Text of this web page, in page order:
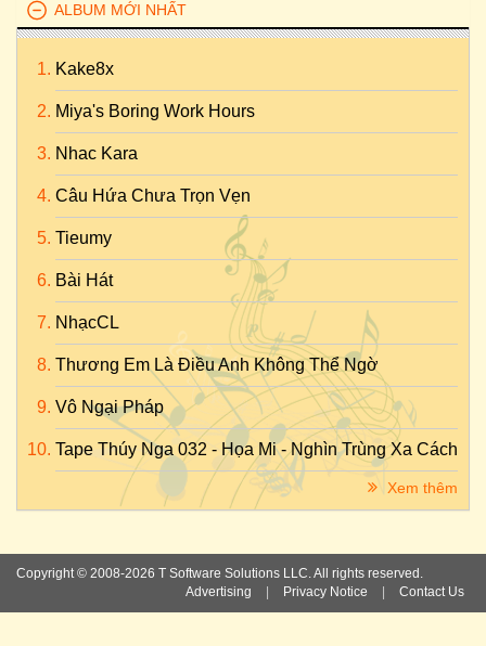
ALBUM MỚI NHẤT
Kake8x
Miya's Boring Work Hours
Nhac Kara
Câu Hứa Chưa Trọn Vẹn
Tieumy
Bài Hát
NhạcCL
Thương Em Là Điều Anh Không Thể Ngờ
Vô Ngại Pháp
Tape Thúy Nga 032 - Họa Mi - Nghìn Trùng Xa Cách
Xem thêm
Copyright © 2008-2026 T Software Solutions LLC. All rights reserved.
Advertising
Privacy Notice Contact Us